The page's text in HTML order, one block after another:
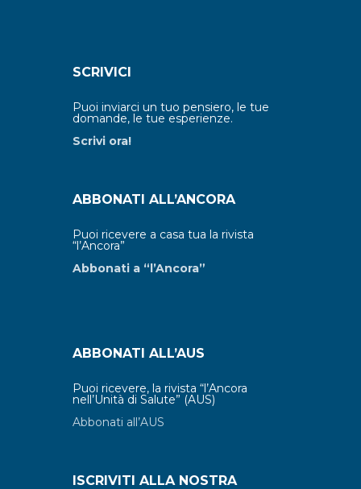
SCRIVICI
Puoi inviarci un tuo pensiero, le tue
domande, le tue esperienze.
Scrivi ora!
ABBONATI ALL’ANCORA
Puoi ricevere a casa tua la rivista
“l’Ancora”
Abbonati a “l’Ancora”
ABBONATI ALL’AUS
Puoi ricevere, la rivista “l’Ancora
nell’Unità di Salute” (AUS)
Abbonati all’AUS
ISCRIVITI ALLA NOSTRA